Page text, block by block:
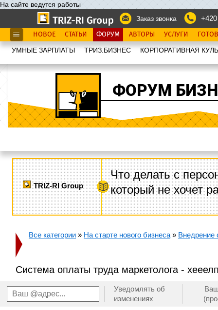
На сайте ведутся работы
Заказ звонка
НОВОЕ СТАТЬИ ФОРУМ АВТОРЫ УСЛУГИ
УМНЫЕ ЗАРПЛАТЫ ТРИЗ.БИЗНЕС КОРПОРАТИВНАЯ
ФОРУМ
TRIZ-RI Group
Что делать с
который не хочет
Все категории » На старте нового бизнеса » Внедрение
Система оплаты труда маркетолога -
Уведомлять об
изменениях